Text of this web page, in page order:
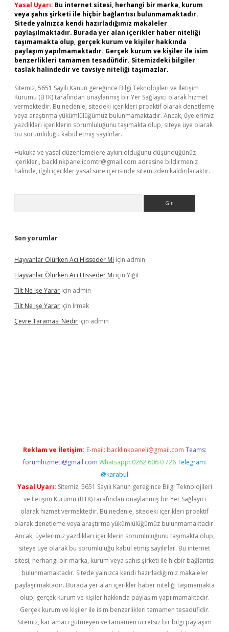
Yasal Uyarı: Bu internet sitesi, herhangi bir marka, kurum
veya şahıs şirketi ile hiçbir bağlantısı bulunmamaktadır.
Sitede yalnızca kendi hazırladığımız makaleler
paylaşılmaktadır. Burada yer alan içerikler haber niteliği
taşımamakta olup, gerçek kurum ve kişiler hakkında
paylaşım yapılmamaktadır. Gerçek kurum ve kişiler ile isim
benzerlikleri tamamen tesadüfidir. Sitemizdeki bilgiler
taslak halindedir ve tavsiye niteliği taşımazlar.
Sitemiz, 5651 Sayılı Kanun gereğince Bilgi Teknolojileri ve İletişim
Kurumu (BTK) tarafından onaylanmış bir Yer Sağlayıcı olarak hizmet
vermektedir. Bu nedenle, sitedeki içerikleri proaktif olarak denetleme
veya araştırma yükümlülüğümüz bulunmamaktadır. Ancak, üyelerimiz
yazdıkları içeriklerin sorumluluğunu taşımakta olup, siteye üye olarak
bu sorumluluğu kabul etmiş sayılırlar.
Hukuka ve yasal düzenlemelere aykırı olduğunu düşündüğünüz
içerikleri, backlinkpanelicomtr@gmail.com adresine bildirmeniz
halinde, ilgili içerikler yasal süre içerisinde sitemizden kaldırılacaktır.
Son yorumlar
Hayvanlar Ölürken Acı Hisseder Mi için admin
Hayvanlar Ölürken Acı Hisseder Mi için Yiğit
Tilt Ne Işe Yarar için admin
Tilt Ne Işe Yarar için Irmak
Çevre Taraması Nedir için admin
Reklam ve İletişim: E-mail: backlinkpaneli@gmail.com Teams:
forumhizmeti@gmail.com Whatsapp: 0262 606 0 726 Telegram:
@karabul
Yasal Uyarı: Sitemiz, 5651 Sayılı Kanun gereğince Bilgi Teknolojileri
ve İletişim Kurumu (BTK) tarafından onaylanmış bir Yer Sağlayıcı
olarak hizmet vermektedir. Bu nedenle, sitedeki içerikleri proaktif
olarak denetleme veya araştırma yükümlülüğümüz bulunmamaktadır.
Ancak, üyelerimiz yazdıkları içeriklerin sorumluluğunu taşımakta olup,
siteye üye olarak bu sorumluluğu kabul etmiş sayılırlar. Bu internet
sitesi, herhangi bir marka, kurum veya şahıs şirketi ile hiçbir bağlantısı
bulunmamaktadır. Sitede yalnızca kendi hazırladığımız makaleler
paylaşılmaktadır. Burada yer alan içerikler haber niteliği taşımamakta
olup, gerçek kurum ve kişiler hakkında paylaşım yapılmamaktadır.
Gerçek kurum ve kişiler ile isim benzerlikleri tamamen tesadüfidir.
Sitemiz, kar amacı gütmeyen ve tamamen ücretsiz bir bilgi paylaşım